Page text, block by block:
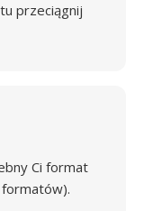
przeciągnij
Ci format